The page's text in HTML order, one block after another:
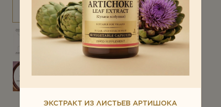
Антистресс
Внимание и память
Диета и детокс
Женское здоровье
КОНТАКТЫ
ОТЗЫВ *
ЭКСТРАКТ ИЗ ЛИСТЬЕВ АРТИШОКА